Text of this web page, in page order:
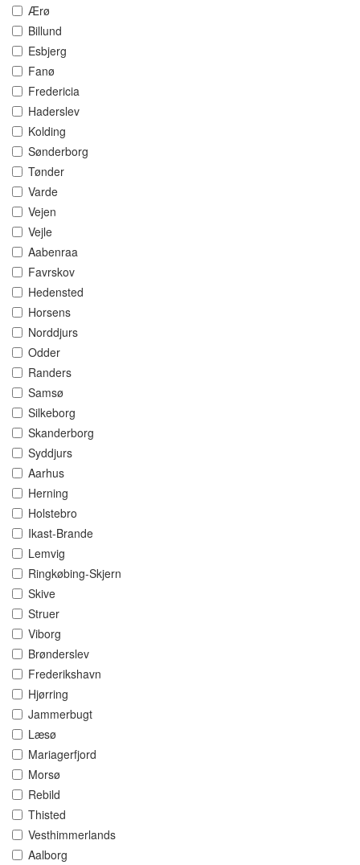
Ærø
Billund
Esbjerg
Fanø
Fredericia
Haderslev
Kolding
Sønderborg
Tønder
Varde
Vejen
Vejle
Aabenraa
Favrskov
Hedensted
Horsens
Norddjurs
Odder
Randers
Samsø
Silkeborg
Skanderborg
Syddjurs
Aarhus
Herning
Holstebro
Ikast-Brande
Lemvig
Ringkøbing-Skjern
Skive
Struer
Viborg
Brønderslev
Frederikshavn
Hjørring
Jammerbugt
Læsø
Mariagerfjord
Morsø
Rebild
Thisted
Vesthimmerlands
Aalborg